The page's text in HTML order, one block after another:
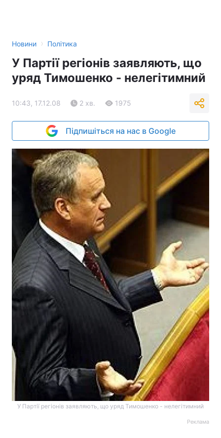
Новини › Політика
У Партії регіонів заявляють, що
уряд Тимошенко - нелегітимний
10:43, 17.12.08 2 хв. 1975
Підпишіться на нас в Google
У Партії регіонів заявляють, що уряд Тимошенко - нелегітимний
Реклама